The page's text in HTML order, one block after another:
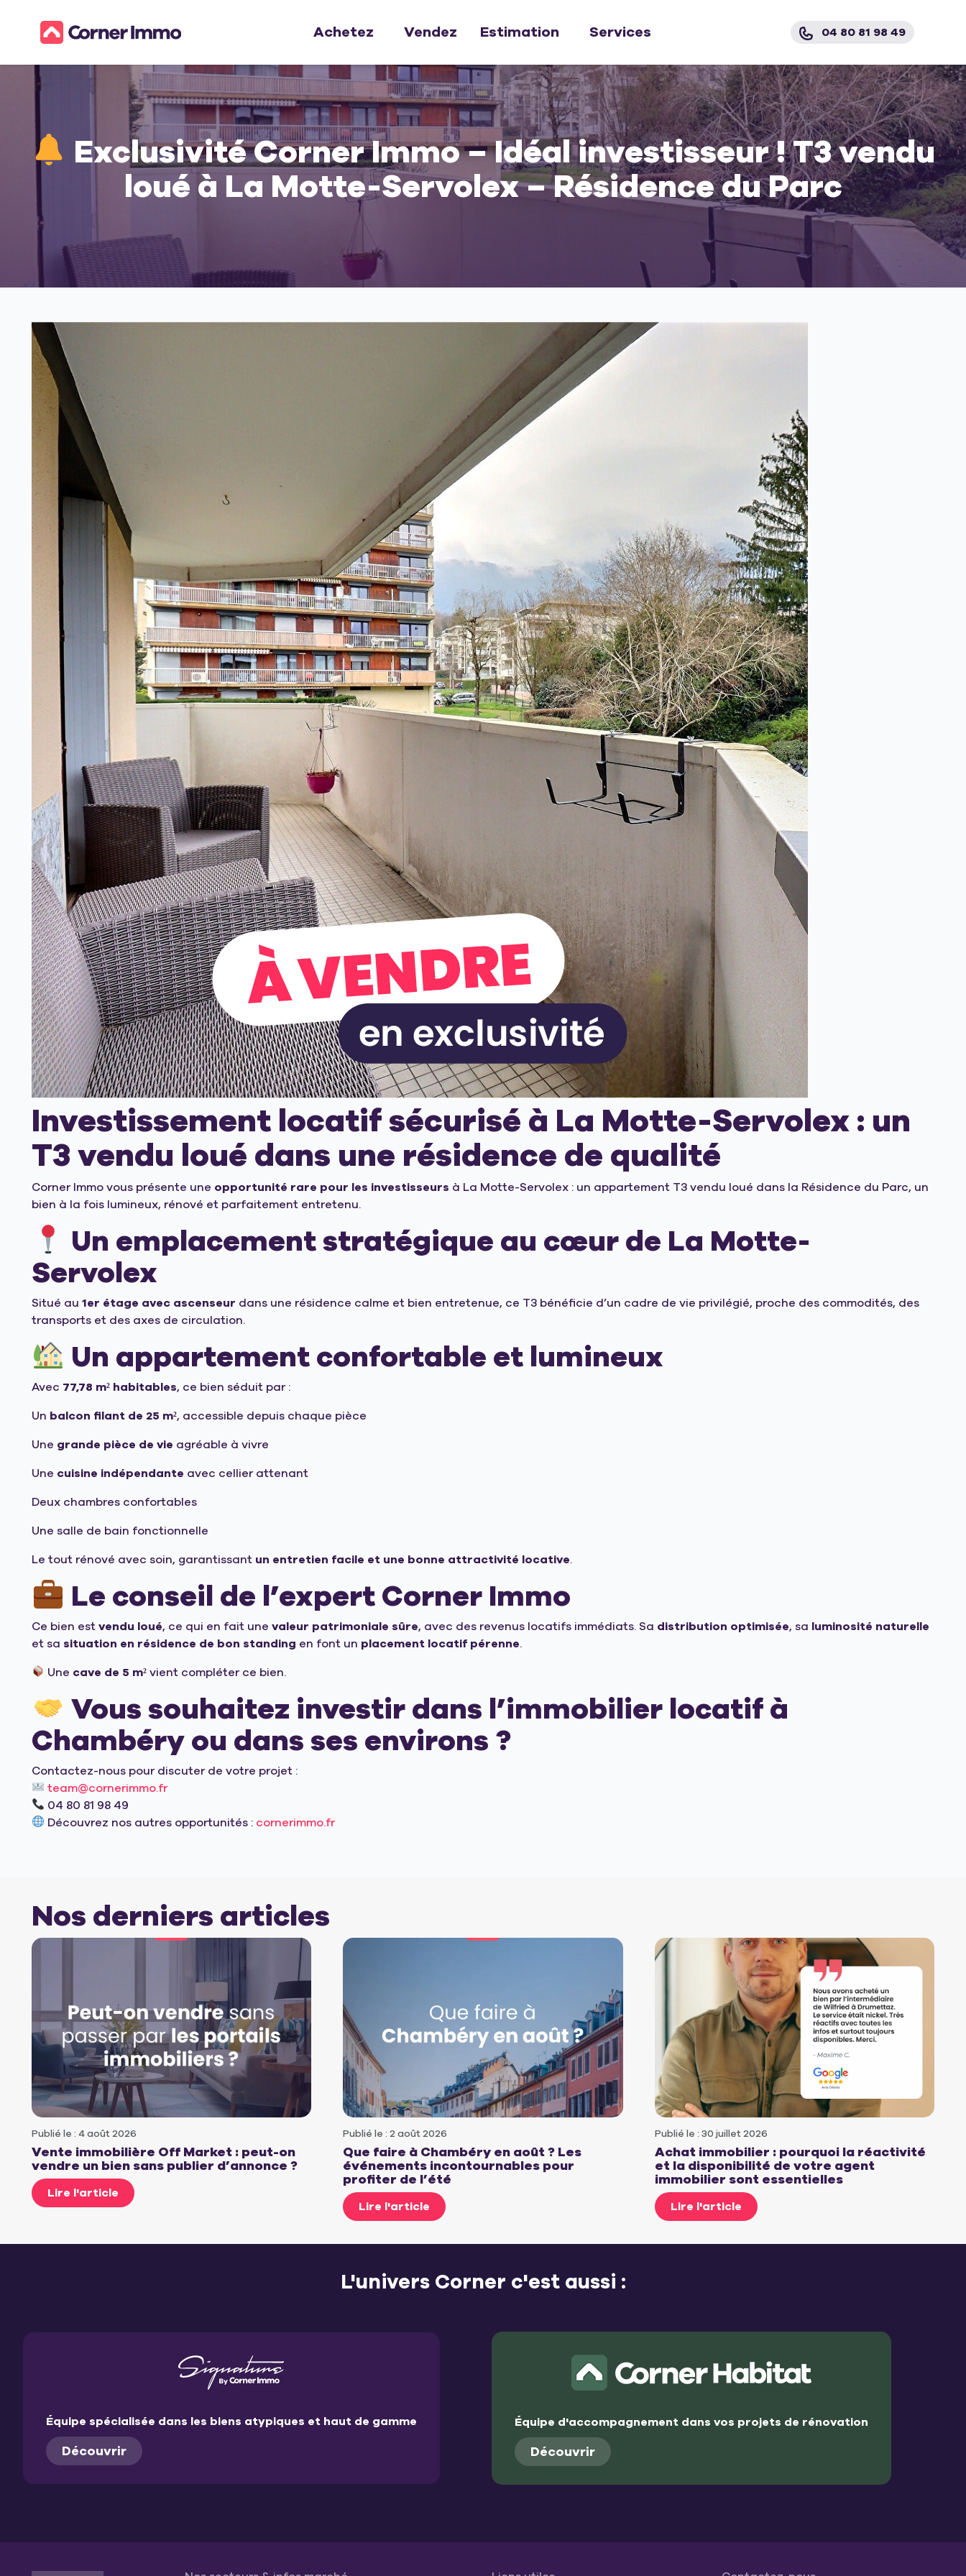
Achetez Vendez Estimation Services 04 80 81 98 49
Exclusivité Corner Immo – Idéal investisseur ! T3 vendu
loué à La Motte-Servolex – Résidence du Parc
Investissement locatif sécurisé à La Motte-Servolex : un
T3 vendu loué dans une résidence de qualité
Corner Immo vous présente une opportunité rare pour les investisseurs à La Motte-Servolex : un appartement T3 vendu loué dans la Résidence du Parc, un
bien à la fois lumineux, rénové et parfaitement entretenu.
Un emplacement stratégique au cœur de La Motte-
Servolex
Situé au 1er étage avec ascenseur dans une résidence calme et bien entretenue, ce T3 bénéficie d’un cadre de vie privilégié, proche des commodités, des
transports et des axes de circulation.
Un appartement confortable et lumineux
Avec 77,78 m² habitables, ce bien séduit par :
Un balcon filant de 25 m², accessible depuis chaque pièce
Une grande pièce de vie agréable à vivre
Une cuisine indépendante avec cellier attenant
Deux chambres confortables
Une salle de bain fonctionnelle
Le tout rénové avec soin, garantissant un entretien facile et une bonne attractivité locative.
Le conseil de l’expert Corner Immo
Ce bien estvendu loué, ce qui en fait une valeur patrimoniale sûre, avec des revenus locatifs immédiats. Sa distribution optimisée, sa luminosité naturelle
et sa situation en résidence de bon standing en font un placement locatif pérenne.
Une cave de 5 m²vient compléter ce bien.
Vous souhaitez investir dans l’immobilier locatif à
Chambéry ou dans ses environs ?
Contactez-nous pour discuter de votre projet :
team@cornerimmo.fr
04 80 81 98 49
Découvrez nos autres opportunités : cornerimmo.fr
Nos derniers articles
Publié le : 4 août 2026
Vente immobilière Off Market : peut-on
vendre un bien sans publier d’annonce ?
Lire l'article
Publié le : 2 août 2026
Que faire à Chambéry en août ? Les
événements incontournables pour
profiter de l’été
Lire l'article
Publié le : 30 juillet 2026
Achat immobilier : pourquoi la réactivité
et la disponibilité de votre agent
immobilier sont essentielles
Lire l'article
L'univers Corner c'est aussi :
Équipe spécialisée dans les biens atypiques et haut de gamme
Découvrir
Équipe d'accompagnement dans vos projets de rénovation
Découvrir